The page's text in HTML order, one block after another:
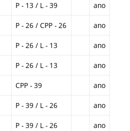
P - 13 / L - 39 ano
P - 26 / CPP - 26 ano
P - 26 / L - 13 ano
P - 26 / L - 13 ano
CPP - 39 ano
P - 39 / L - 26 ano
P - 39 / L - 26 ano